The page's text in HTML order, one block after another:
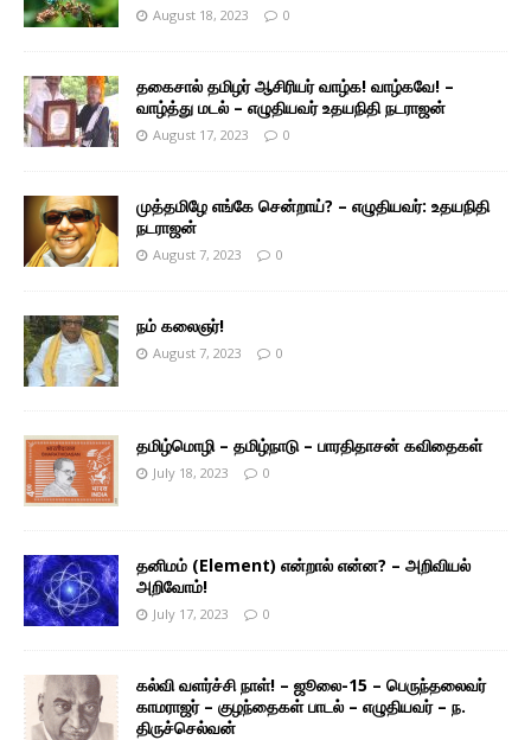
August 18, 2023 0
தகைசால் தமிழர் ஆசிரியர் வாழ்க! வாழ்கவே! –
வாழ்த்து மடல் – எழுதியவர் உதயநிதி நடராஜன்
August 17, 2023 0
முத்தமிழே எங்கே சென்றாய்? – எழுதியவர்: உதயநிதி
நடராஜன்
August 7, 2023 0
நம் கலைஞர்!
August 7, 2023 0
தமிழ்மொழி – தமிழ்நாடு – பாரதிதாசன் கவிதைகள்
July 18, 2023 0
தனிமம் (Element) என்றால் என்ன? – அறிவியல்
அறிவோம்!
July 17, 2023 0
கல்வி வளர்ச்சி நாள்! – ஜூலை-15 – பெருந்தலைவர்
காமராஜர் – குழந்தைகள் பாடல் – எழுதியவர் – ந.
திருச்செல்வன்